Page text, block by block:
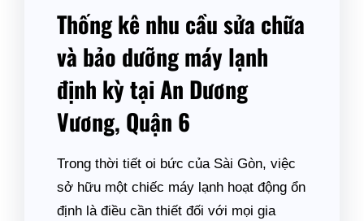
Thống kê nhu cầu sửa chữa
và bảo dưỡng máy lạnh
định kỳ tại An Dương
Vương, Quận 6
Trong thời tiết oi bức của Sài Gòn, việc
sở hữu một chiếc máy lạnh hoạt động ổn
định là điều cần thiết đối với mọi gia